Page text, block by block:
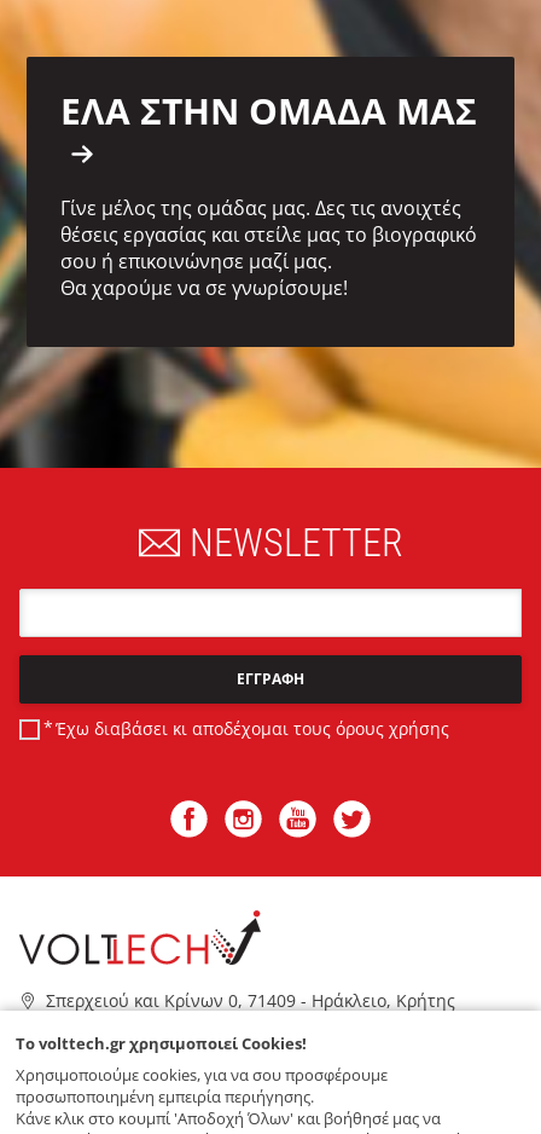
ΕΛΑ ΣΤΗΝ ΟΜΑΔΑ ΜΑΣ
Γίνε μέλος της ομάδας μας. Δες τις ανοιχτές
θέσεις εργασίας και στείλε μας το βιογραφικό
σου ή επικοινώνησε μαζί μας.
Θα χαρούμε να σε γνωρίσουμε!
NEWSLETTER
ΕΓΓΡΑΦΗ
Έχω διαβάσει κι αποδέχομαι τους όρους χρήσης
Σπερχειού και Κρίνων 0, 71409 - Ηράκλειο, Κρήτης
2810 328011
info@volttech.gr
VOLTTECH
To volttech.gr χρησιμοποιεί Cookies!
Χρησιμοποιούμε cookies, για να σου προσφέρουμε
προσωποποιημένη εμπειρία περιήγησης.
Κάνε κλικ στο κουμπί 'Αποδοχή Όλων' και βοήθησέ μας να